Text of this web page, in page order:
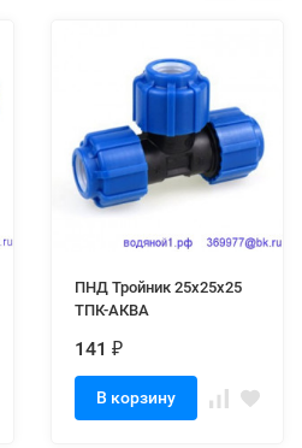
ПНД Тройник 25х25х25
ТПК-АКВА
141 ₽
В корзину